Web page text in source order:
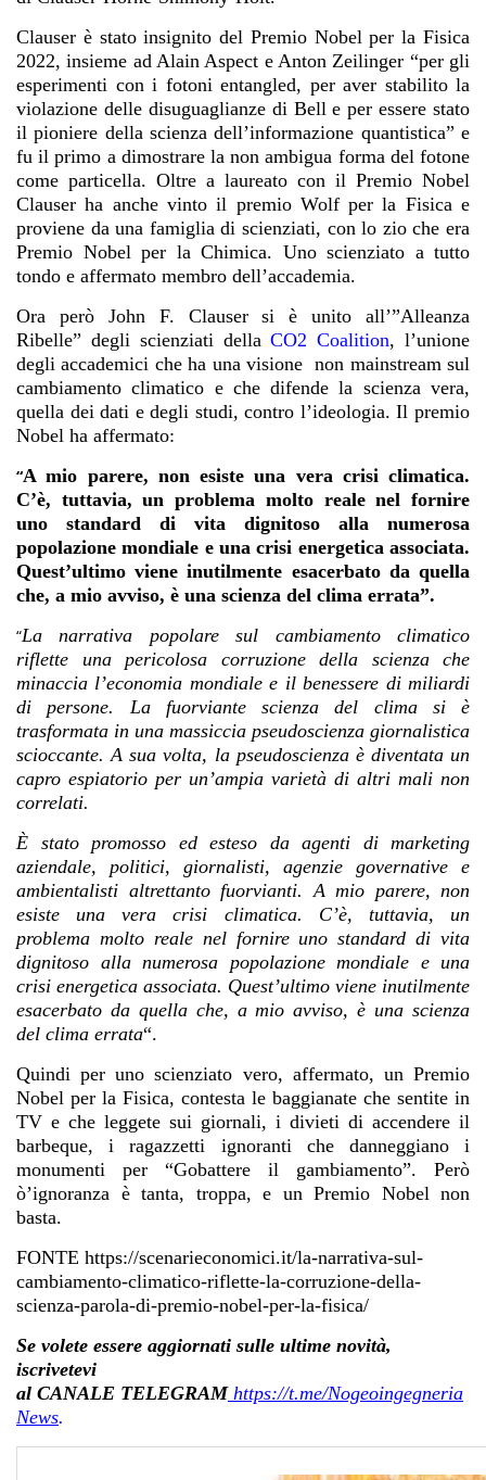
Clauser è stato insignito del Premio Nobel per la Fisica
2022, insieme ad Alain Aspect e Anton Zeilinger “per gli
esperimenti con i fotoni entangled, per aver stabilito la
violazione delle disuguaglianze di Bell e per essere stato
il pioniere della scienza dell’informazione quantistica” e
fu il primo a dimostrare la non ambigua forma del fotone
come particella. Oltre a laureato con il Premio Nobel
Clauser ha anche vinto il premio Wolf per la Fisica e
proviene da una famiglia di scienziati, con lo zio che era
Premio Nobel per la Chimica. Uno scienziato a tutto
tondo e affermato membro dell’accademia.
Ora però John F. Clauser si è unito all’”Alleanza
Ribelle” degli scienziati della CO2 Coalition, l’unione
degli accademici che ha una visione non mainstream sul
cambiamento climatico e che difende la scienza vera,
quella dei dati e degli studi, contro l’ideologia. Il premio
Nobel ha affermato:
“A mio parere, non esiste una vera crisi climatica.
C’è, tuttavia, un problema molto reale nel fornire
uno standard di vita dignitoso alla numerosa
popolazione mondiale e una crisi energetica associata.
Quest’ultimo viene inutilmente esacerbato da quella
che, a mio avviso, è una scienza del clima errata”.
“La narrativa popolare sul cambiamento climatico
riflette una pericolosa corruzione della scienza che
minaccia l’economia mondiale e il benessere di miliardi
di persone. La fuorviante scienza del clima si è
trasformata in una massiccia pseudoscienza giornalistica
scioccante. A sua volta, la pseudoscienza è diventata un
capro espiatorio per un’ampia varietà di altri mali non
correlati.
È stato promosso ed esteso da agenti di marketing
aziendale, politici, giornalisti, agenzie governative e
ambientalisti altrettanto fuorvianti. A mio parere, non
esiste una vera crisi climatica. C’è, tuttavia, un
problema molto reale nel fornire uno standard di vita
dignitoso alla numerosa popolazione mondiale e una
crisi energetica associata. Quest’ultimo viene inutilmente
esacerbato da quella che, a mio avviso, è una scienza
del clima errata“.
Quindi per uno scienziato vero, affermato, un Premio
Nobel per la Fisica, contesta le baggianate che sentite in
TV e che leggete sui giornali, i divieti di accendere il
barbeque, i ragazzetti ignoranti che danneggiano i
monumenti per “Gobattere il gambiamento”. Però
ò’ignoranza è tanta, troppa, e un Premio Nobel non
basta.
FONTE https://scenarieconomici.it/la-narrativa-sul-
cambiamento-climatico-riflette-la-corruzione-della-
scienza-parola-di-premio-nobel-per-la-fisica/
Se volete essere aggiornati sulle ultime novità,
iscrivetevi
al CANALE TELEGRAMhttps://t.me/Nogeoingegneria
News.